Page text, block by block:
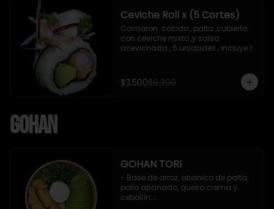
Ceviche Roll x (5 Cortes)
Camaron  cocido , palta ,cubierto
con ceviche mixto ,y salsa
acevichada , 5 unidades , incluye 1
$3.500$6.300
Gohan
GOHAN TORI
- Base de arroz, abanico de palta,
pollo apanado, queso crema y
cebollín.